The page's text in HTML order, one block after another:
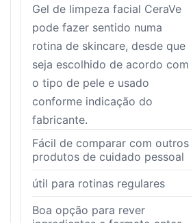
Gel de limpeza facial CeraVe
pode fazer sentido numa
rotina de skincare, desde que
seja escolhido de acordo com
o tipo de pele e usado
conforme indicação do
fabricante.
Fácil de comparar com outros
produtos de cuidado pessoal
útil para rotinas regulares
Boa opção para rever